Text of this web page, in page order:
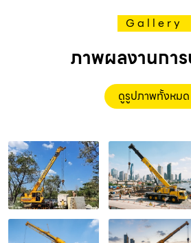
Gallery
ภาพผลงานกา
ดูรูปภาพทั้งหมด